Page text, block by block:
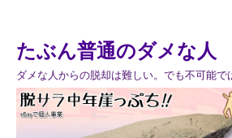
たぶん普通のダメな人
ダメな人からの脱却は難しい。でも不可能で